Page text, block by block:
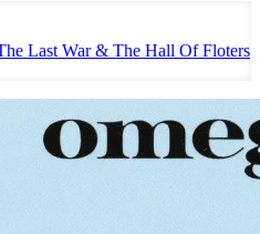
Last War & The Hall Of Floters